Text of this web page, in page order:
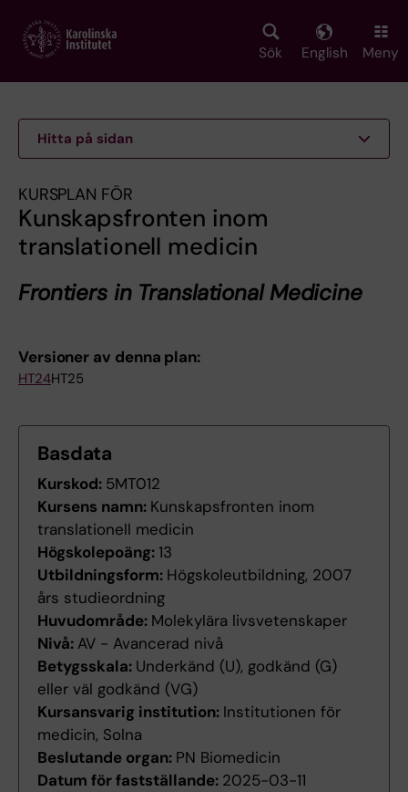
main
Sök English Meny
Hitta på sidan
KURSPLAN FÖR
Kunskapsfronten inom
translationell medicin
Frontiers in Translational Medicine
Versioner av denna plan:
HT24HT25
Basdata
Kurskod: 5MT012
Kursens namn: Kunskapsfronten inom
translationell medicin
Högskolepoäng:13
Utbildningsform: Högskoleutbildning, 2007
års studieordning
Huvudområde: Molekylära livsvetenskaper
Nivå: AV - Avancerad nivå
Betygsskala: Underkänd (U), godkänd (G)
eller väl godkänd (VG)
Kursansvarig institution: Institutionen för
medicin, Solna
Beslutande organ: PN Biomedicin
Datum för fastställande: 2025-03-11